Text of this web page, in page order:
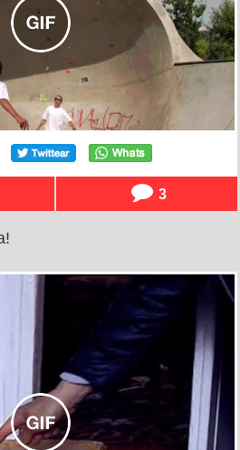
3